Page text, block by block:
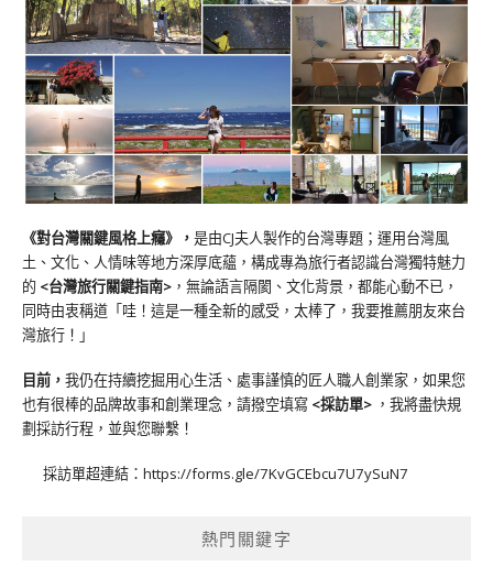
《對台灣關鍵風格上癮》 ， 是由CJ夫人製作的台灣專題；運用台灣風
土、文化、人情味等地方深厚底蘊，構成專為旅行者認識台灣獨特魅力
的 <台灣旅行關鍵指南> ，無論語言隔閡、文化背景，都能心動不已，
同時由衷稱道「哇！這是一種全新的感受，太棒了，我要推薦朋友來台
灣旅行！」
目前， 我仍在持續挖掘用心生活、處事謹慎的匠人職人創業家，如果您
也有很棒的品牌故事和創業理念，請撥空填寫 <採訪單> ，我將盡快規
劃採訪行程，並與您聯繫！
採訪單超連結： https://forms.gle/7KvGCEbcu7U7ySuN7
熱門關鍵字